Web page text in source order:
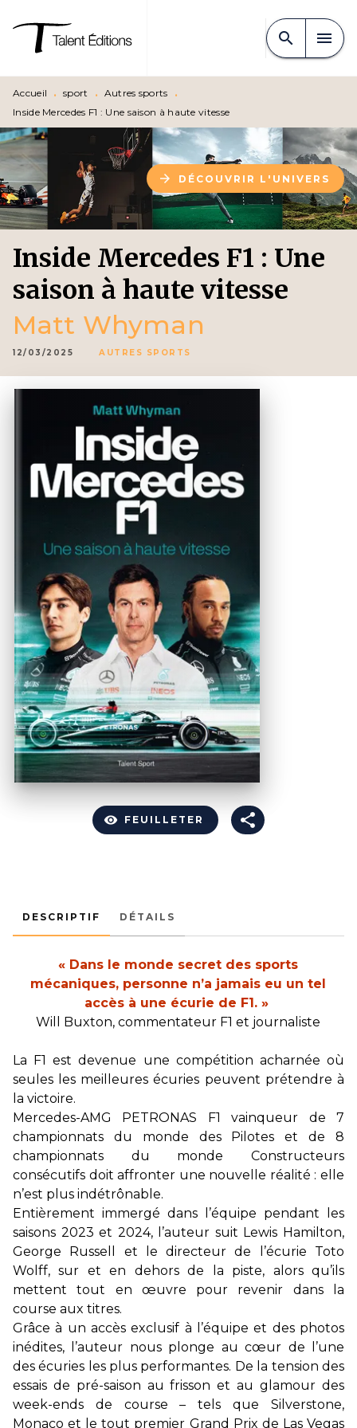
MENU CONTENU
PIED DE PAGE
search menu
Accueil • sport • Autres sports •
Inside Mercedes F1 : Une saison à haute vitesse
arrow_forward DÉCOUVRIR L'UNIVERS
Inside Mercedes F1 : Une
saison à haute vitesse
Matt Whyman
12/03/2025 AUTRES SPORTS
visibility FEUILLETER
DESCRIPTIF DÉTAILS
« Dans le monde secret des sports
mécaniques, personne n’a jamais eu un tel
accès à une écurie de F1. »
Will Buxton, commentateur F1 et journaliste
La F1 est devenue une compétition acharnée où
seules les meilleures écuries peuvent prétendre à
la victoire.
Mercedes-AMG PETRONAS F1 vainqueur de 7
championnats du monde des Pilotes et de 8
championnats du monde Constructeurs
consécutifs doit affronter une nouvelle réalité : elle
n’est plus indétrônable.
Entièrement immergé dans l’équipe pendant les
saisons 2023 et 2024, l’auteur suit Lewis Hamilton,
George Russell et le directeur de l’écurie Toto
Wolff, sur et en dehors de la piste, alors qu’ils
mettent tout en œuvre pour revenir dans la
course aux titres.
Grâce à un accès exclusif à l’équipe et des photos
inédites, l’auteur nous plonge au cœur de l’une
des écuries les plus performantes. De la tension des
essais de pré-saison au frisson et au glamour des
week-ends de course – tels que Silverstone,
Monaco et le tout premier Grand Prix de Las Vegas